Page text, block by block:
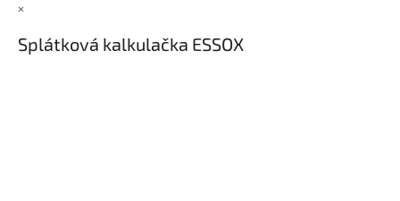
×
Splátková kalkulačka ESSOX